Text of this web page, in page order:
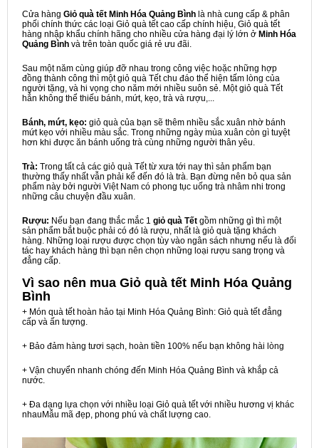
Cửa hàng Giỏ quà tết Minh Hóa Quảng Bình là nhà cung cấp & phân
phối chính thức các loại Giỏ quà tết cao cấp chính hiệu, Giỏ quà tết
hàng nhập khẩu chính hãng cho nhiều cửa hàng đại lý lớn ở Minh Hóa
Quảng Bình và trên toàn quốc giá rẻ ưu đãi.
Sau một năm cùng giúp đỡ nhau trong công việc hoặc những hợp
đồng thành công thì một giỏ quà Tết chu đáo thể hiện tấm lòng của
người tặng, và hi vọng cho năm mới nhiều suôn sẻ. Một giỏ quà Tết
hẳn không thể thiếu bánh, mứt, kẹo, trà và rượu,...
Bánh, mứt, kẹo: giỏ quà của bạn sẽ thêm nhiều sắc xuân nhờ bánh
mứt kẹo với nhiều màu sắc. Trong những ngày mùa xuân còn gì tuyệt
hơn khi được ăn bánh uống trà cùng những người thân yêu.
Trà: Trong tất cả các giỏ quà Tết từ xưa tới nay thì sản phẩm bạn
thường thấy nhất vẫn phải kể đến đó là trà. Bạn đừng nên bỏ qua sản
phẩm này bởi người Việt Nam có phong tục uống trà nhâm nhi trong
những câu chuyện đầu xuân.
Rượu: Nếu bạn đang thắc mắc 1 giỏ quà Tết gồm những gì thì một
sản phẩm bắt buộc phải có đó là rượu, nhất là giỏ quà tặng khách
hàng. Những loại rượu được chọn tùy vào ngân sách nhưng nếu là đối
tác hay khách hàng thì bạn nên chọn những loại rượu sang trọng và
đẳng cấp.
Vì sao nên mua Giỏ quà tết Minh Hóa Quảng
Bình
+ Món quà tết hoàn hảo tại Minh Hóa Quảng Bình: Giỏ quà tết đẳng
cấp và ấn tượng.
+ Bảo đảm hàng tươi sạch, hoàn tiền 100% nếu bạn không hài lòng
+ Vận chuyển nhanh chóng đến Minh Hóa Quảng Bình và khắp cả
nước.
+ Đa dạng lựa chọn với nhiều loại Giỏ quà tết với nhiều hương vị khác
nhauMẫu mã đẹp, phong phú và chất lượng cao.